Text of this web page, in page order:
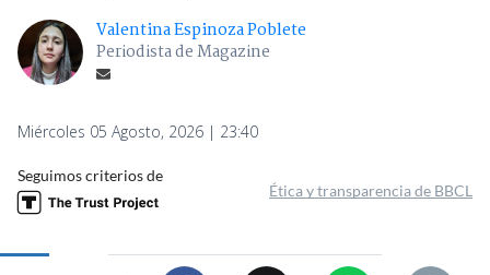
Valentina Espinoza Poblete
Periodista de Magazine
Miércoles 05 Agosto, 2026 | 23:40
Seguimos criterios de
Ética y transparencia de BBCL